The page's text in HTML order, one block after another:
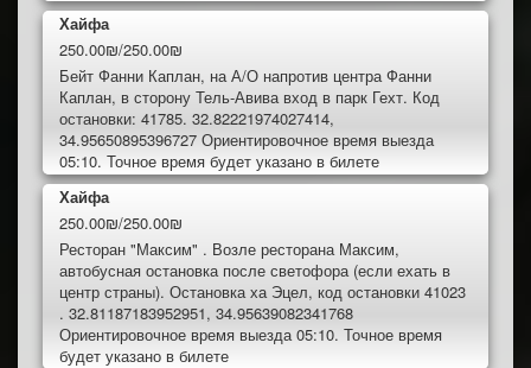
Хайфа
250.00₪/250.00₪
Бейт Фанни Каплан, на А/О напротив центра Фанни
Каплан, в сторону Тель-Авива вход в парк Гехт. Код
остановки: 41785. 32.82221974027414,
34.95650895396727 Ориентировочное время выезда
05:10. Точное время будет указано в билете
Хайфа
250.00₪/250.00₪
Ресторан "Максим" . Возле ресторана Максим,
автобусная остановка после светофора (если ехать в
центр страны). Остановка ха Эцел, код остановки 41023
. 32.81187183952951, 34.95639082341768
Ориентировочное время выезда 05:10. Точное время
будет указано в билете